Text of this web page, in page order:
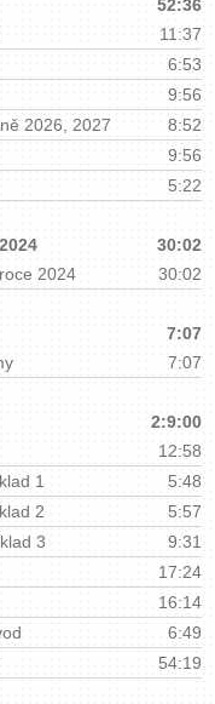
52:36
11:37
6:53
9:56
2026, 2027
8:52
9:56
5:22
30:02
2024 30:02
7:07
7:07
2:9:00
12:58
1
5:48
2
5:57
3
9:31
17:24
16:14
6:49
54:19